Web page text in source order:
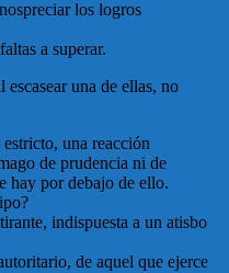
los logros
a superar.
escasear una de ellas, no
una reacción
de prudencia ni de
hay por debajo de ello.
indispuesta a un atisbo
de aquel que ejerce